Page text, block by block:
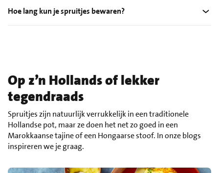
Hoe lang kun je spruitjes bewaren?
Op z’n Hollands of lekker
tegendraads
Spruitjes zijn natuurlijk verrukkelijk in een traditionele
Hollandse pot, maar ze doen het net zo goed in een
Marokkaanse tajine of een Hongaarse stoof. In onze blogs
inspireren we je graag.